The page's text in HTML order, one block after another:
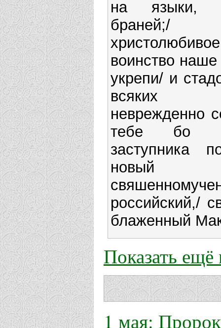
на языки,
браней;/
христолюбивое
воинство наше
укрепи/ и
неврежденно
тебе бо
заступника
новый
российский,/
блаженный
Показать
1 мая: